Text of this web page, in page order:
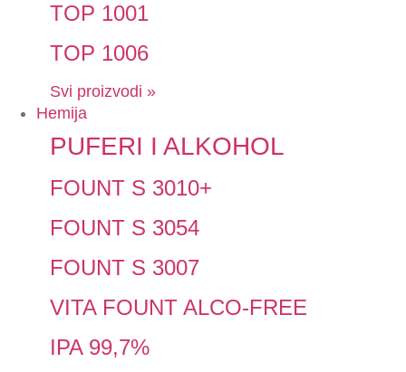
TOP 1001
TOP 1006
Svi proizvodi »
Hemija
PUFERI I ALKOHOL
FOUNT S 3010+
FOUNT S 3054
FOUNT S 3007
VITA FOUNT ALCO-FREE
IPA 99,7%